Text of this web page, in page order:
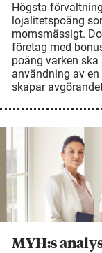
Högsta
lojalitetspoäng
momsmässigt.
företag med
poäng varken
användning av
skapar
MYH:s